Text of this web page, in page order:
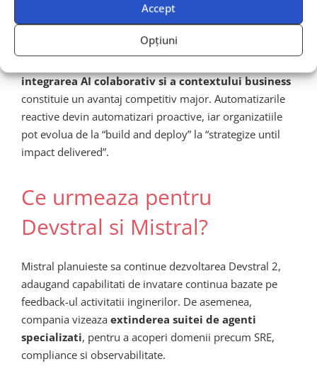
Accept
Opțiuni
cerintele clientilor determina succesul pe piata.
Pentru mediile enterprise unde echipele DevOps pot fi
integrarea AI colaborativ si a contextului business
constituie un avantaj competitiv major. Automatizarile
reactive devin automatizari proactive, iar organizatiile
pot evolua de la “build and deploy” la “strategize until
impact delivered”.
Ce urmeaza pentru
Devstral si Mistral?
Mistral planuieste sa continue dezvoltarea Devstral 2,
adaugand capabilitati de invatare continua bazate pe
feedback-ul activitatii inginerilor. De asemenea,
compania vizeaza extinderea suitei de agenti
specializati, pentru a acoperi domenii precum SRE,
compliance si observabilitate.